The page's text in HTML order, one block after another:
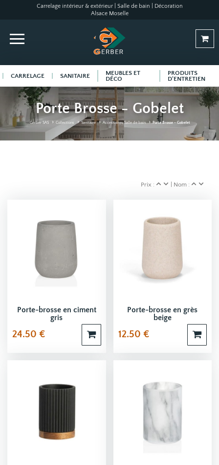
Carrelage intérieur & extérieur | Salle de bain | Décoration
Alsace Moselle
CARRELAGE SANITAIRE
MEUBLES ET
DÉCO
PRODUITS
D'ENTRETIEN
Porte Brosse - Gobelet
Gerber SAS Collections Sanitaire Accessoires Salle de bain Porte Brosse - Gobelet
Prix : | Nom :
Porte-brosse en ciment
gris
24.50 €
Porte-brosse en grès
beige
12.50 €